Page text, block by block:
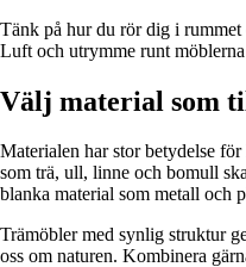
Tänk på hur du rör dig i
Luft och utrymme runt
Välj material som
Materialen har stor betydelse
som trä, ull, linne och bomull
blanka material som metall och
Trämöbler med synlig struktur
oss om naturen. Kombinera